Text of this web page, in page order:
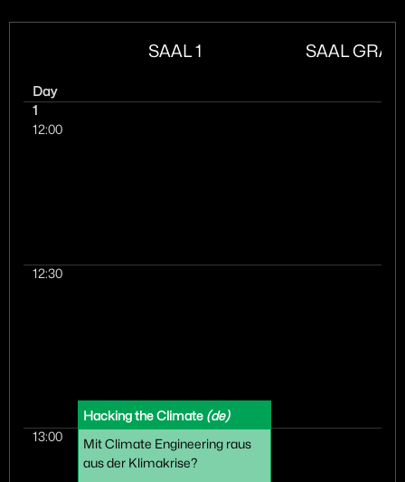
Day
1
12:00
12:30
13:00
SAAL 1
Hacking the Climate (de)
Mit Climate Engineering raus
aus der Klimakrise?
SAAL